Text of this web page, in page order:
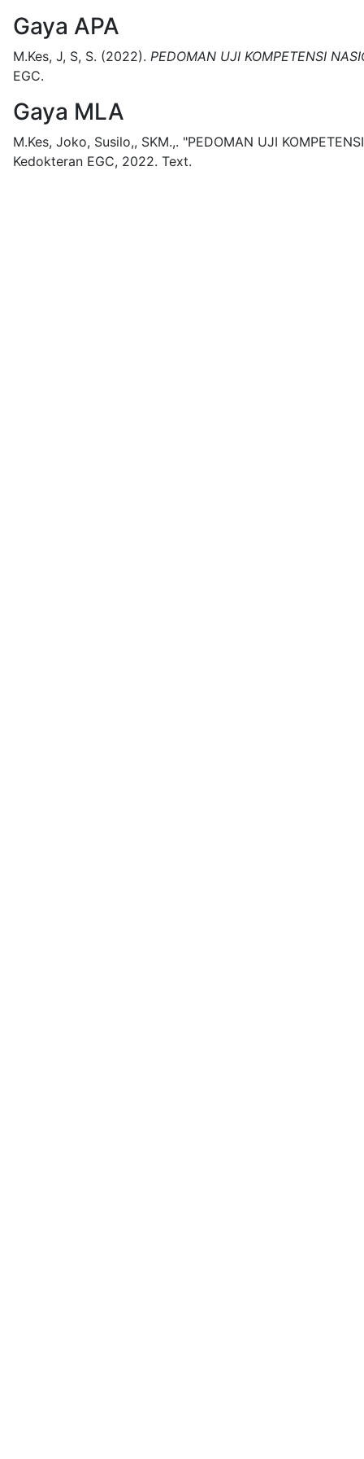
Gaya APA
M.Kes, J, S, S. (2022). PEDOMAN UJI KOMPETENSI
EGC.
Gaya MLA
M.Kes, Joko, Susilo,, SKM.,. "PEDOMAN UJI
Kedokteran EGC, 2022. Text.